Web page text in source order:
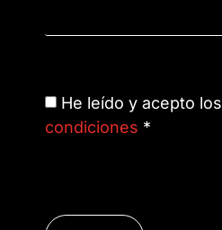
He leído y acepto los
condiciones *